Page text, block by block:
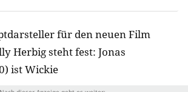
für den neuen Film
Herbig steht fest: Jonas
ist Wickie